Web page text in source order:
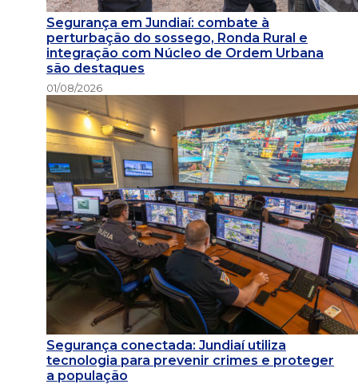
Segurança em Jundiaí: combate à
perturbação do sossego, Ronda Rural e
integração com Núcleo de Ordem Urbana
são destaques
01/08/2026
Segurança conectada: Jundiaí utiliza
tecnologia para prevenir crimes e proteger
a população